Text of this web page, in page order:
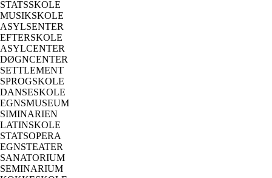
STATSSKOLE
MUSIKSKOLE
ASYLSENTER
EFTERSKOLE
ASYLCENTER
DØGNCENTER
SETTLEMENT
SPROGSKOLE
DANSESKOLE
EGNSMUSEUM
SIMINARIEN
LATINSKOLE
STATSOPERA
EGNSTEATER
SANATORIUM
SEMINARIUM